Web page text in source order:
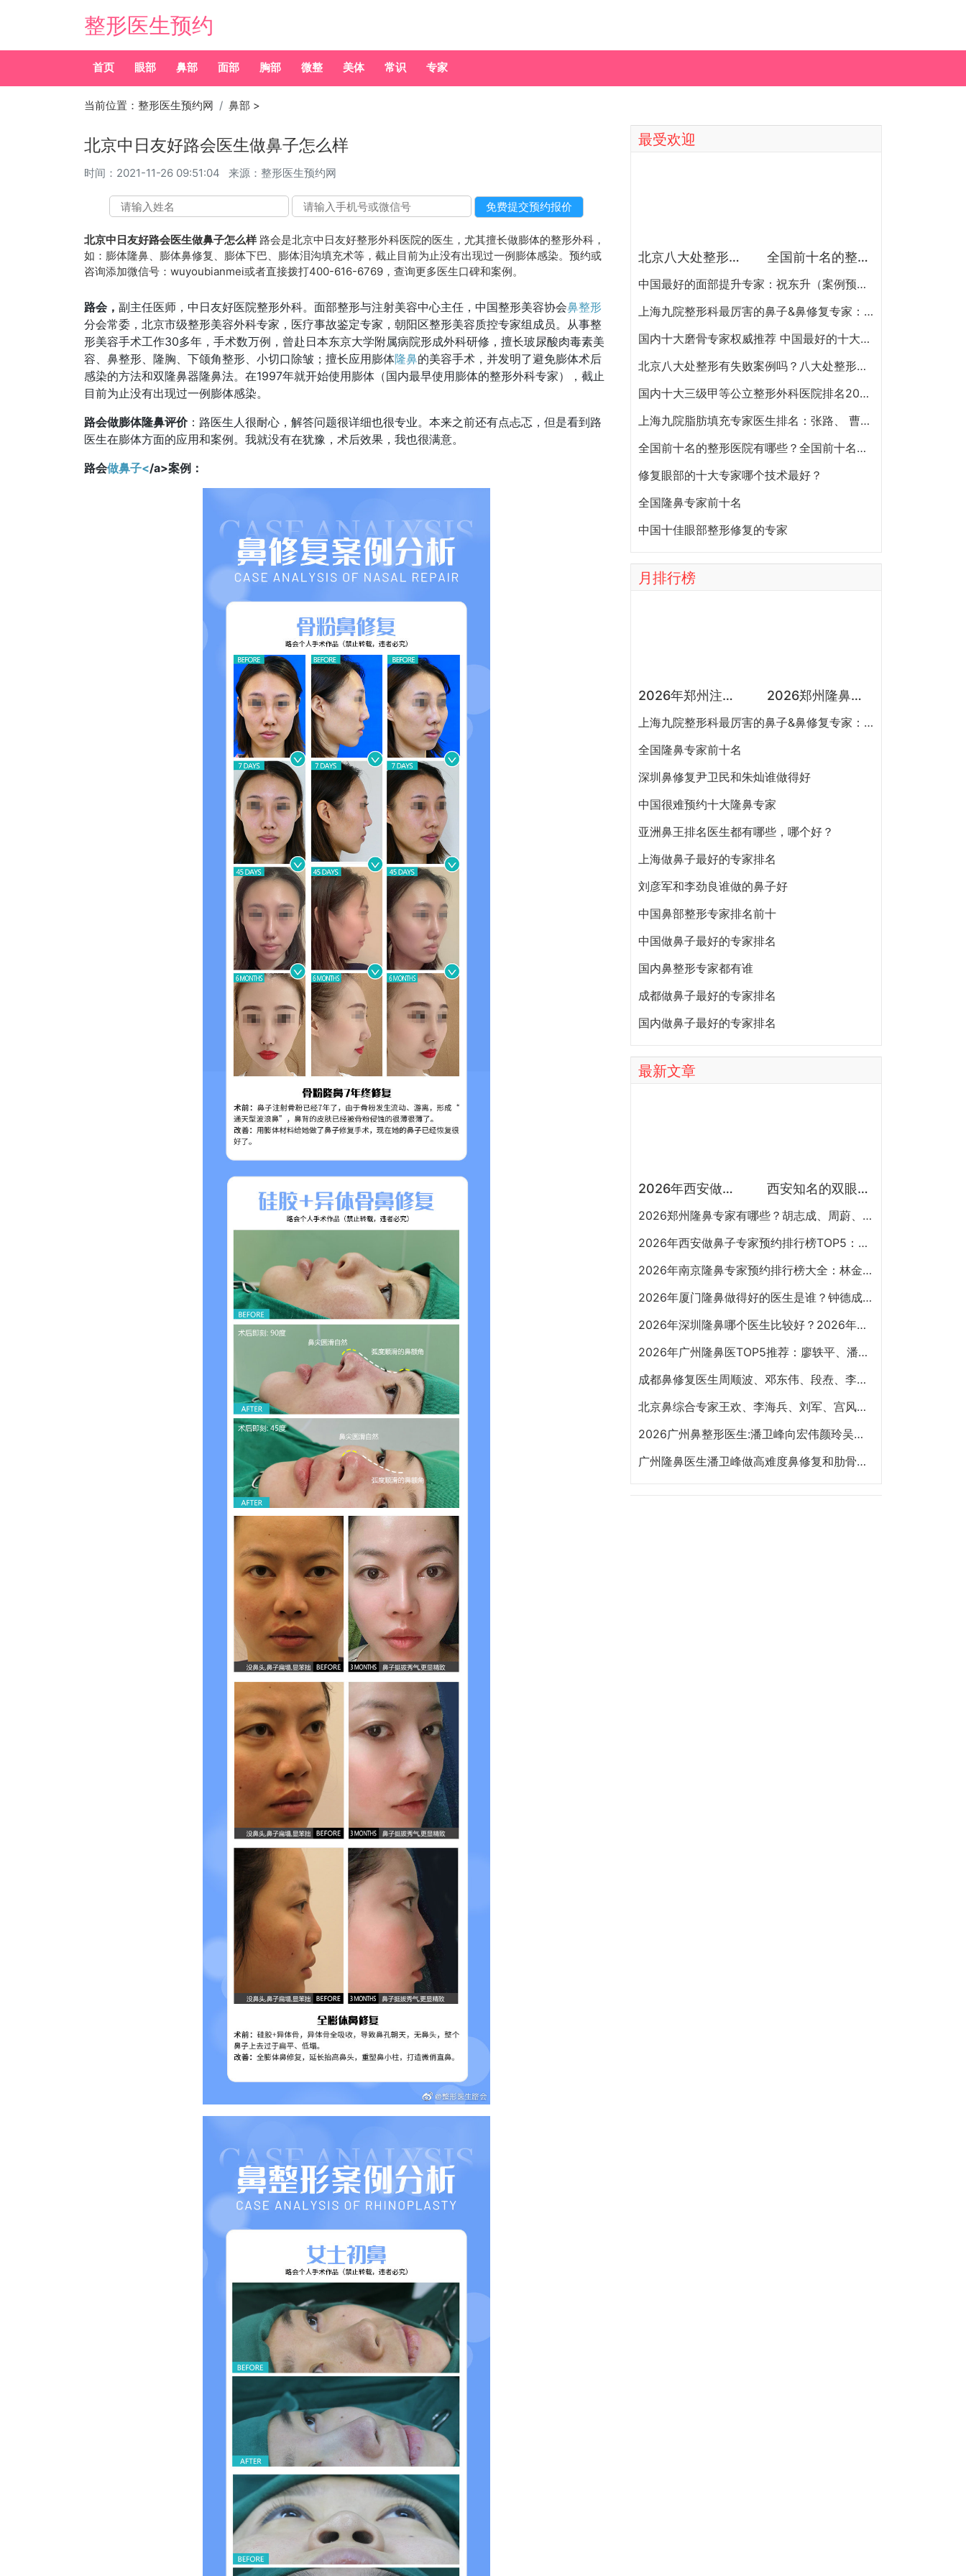
整形医生预约
首页 眼部 鼻部 面部 胸部 微整 美体 常识 专家
当前位置： 整形医生预约网 鼻部 >
北京中日友好路会医生做鼻子怎么样
时间： 2021-11-26 09:51:04 来源：整形医生预约网
北京中日友好路会医生做鼻子怎么样 路会是北京中日友好整形外科医院的医生，尤其擅长做膨体的整形外科，
如：膨体隆鼻、膨体鼻修复、膨体下巴、膨体泪沟填充术等，截止目前为止没有出现过一例膨体感染。预约或
咨询添加微信号：wuyoubianmei或者直接拨打400-616-6769，查询更多医生口碑和案例。
路会， 副主任医师，中日友好医院整形外科。面部整形与注射美容中心主任，中国整形美容协会鼻整形
分会常委，北京市级整形美容外科专家，医疗事故鉴定专家，朝阳区整形美容质控专家组成员。从事整
形美容手术工作30多年，手术数万例，曾赴日本东京大学附属病院形成外科研修，擅长玻尿酸肉毒素美
容、鼻整形、隆胸、下颌角整形、小切口除皱；擅长应用膨体隆鼻的美容手术，并发明了避免膨体术后
感染的方法和双隆鼻器隆鼻法。在1997年就开始使用膨体（国内最早使用膨体的整形外科专家），截止
目前为止没有出现过一例膨体感染。
路会做膨体隆鼻评价：路医生人很耐心，解答问题很详细也很专业。本来之前还有点忐忑，但是看到路
医生在膨体方面的应用和案例。我就没有在犹豫，术后效果，我也很满意。
路会做鼻子</a>案例：
最受欢迎
北京八大处整形医院双眼皮做得最好的医生和价格大全 全国前十名的整形医院（私立篇）全国前十名的私立整形医院排名大全
中国最好的面部提升专家：祝东升（案例预约）五层面部提升怎么样？
上海九院整形科最厉害的鼻子&鼻修复专家：李圣利（简介、案例、预约）
国内十大磨骨专家权威推荐 中国最好的十大磨骨专家排名
北京八大处整形有失败案例吗？八大处整形失败后悔怎么办？怎么投诉？
国内十大三级甲等公立整形外科医院排名2020年
上海九院脂肪填充专家医生排名：张路、 曹卫刚、余力（简介、案例、预约）
全国前十名的整形医院有哪些？全国前十名的公立三甲整形医院排名大全
修复眼部的十大专家哪个技术最好？
全国隆鼻专家前十名
中国十佳眼部整形修复的专家
月排行榜
2026年郑州注射抗衰医生预约排行榜：徐建平、张歌、赵永华、张婉霞、王妍芝、唐喜、李娟、朱怡梦哪个好？ 2026郑州隆鼻专家有哪些？胡志成、周蔚、张海洋、王启立、张鹏、李冰谁做鼻子更好？
上海九院整形科最厉害的鼻子&鼻修复专家：李圣利（简介、案例、预约）
全国隆鼻专家前十名
深圳鼻修复尹卫民和朱灿谁做得好
中国很难预约十大隆鼻专家
亚洲鼻王排名医生都有哪些，哪个好？
上海做鼻子最好的专家排名
刘彦军和李劲良谁做的鼻子好
中国鼻部整形专家排名前十
中国做鼻子最好的专家排名
国内鼻整形专家都有谁
成都做鼻子最好的专家排名
国内做鼻子最好的专家排名
最新文章
2026年西安做鼻子专家预约排行榜TOP5：曾熬、霍玉旺、房志强、蒋立、刘宝军哪个更好？ 西安知名的双眼皮医生都有谁？宋蔚、张沙沙、韩钰博、王璇、张文军谁做双眼皮更好？
2026郑州隆鼻专家有哪些？胡志成、周蔚、张海洋、王启立、张鹏、李冰谁做鼻子更好？
2026年西安做鼻子专家预约排行榜TOP5：曾熬、霍玉旺、房志强、蒋立、刘宝军哪个更好？
2026年南京隆鼻专家预约排行榜大全：林金德、刘昭政、刘涛、黄金龙、曹海峰谁隆鼻技术好？
2026年厦门隆鼻做得好的医生是谁？钟德成、许春鹏、韩飞、周璟、边大伟哪个好？
2026年深圳隆鼻哪个医生比较好？2026年深圳隆鼻专家前十名预约榜大全
2026年广州隆鼻医TOP5推荐：廖轶平、潘卫峰、李希军、佘高明、杨万忠
成都鼻修复医生周顺波、邓东伟、段焘、李竞、杨树楷、文杰、韩国栋哪个最好？
北京鼻综合专家王欢、李海兵、刘军、宫风勇、洪春、夏正义、郝斌谁做隆鼻最好？
2026广州鼻整形医生:潘卫峰向宏伟颜玲吴付习梁伟强谁隆鼻技术更好？
广州隆鼻医生潘卫峰做高难度鼻修复和肋骨鼻口碑技术怎么样?